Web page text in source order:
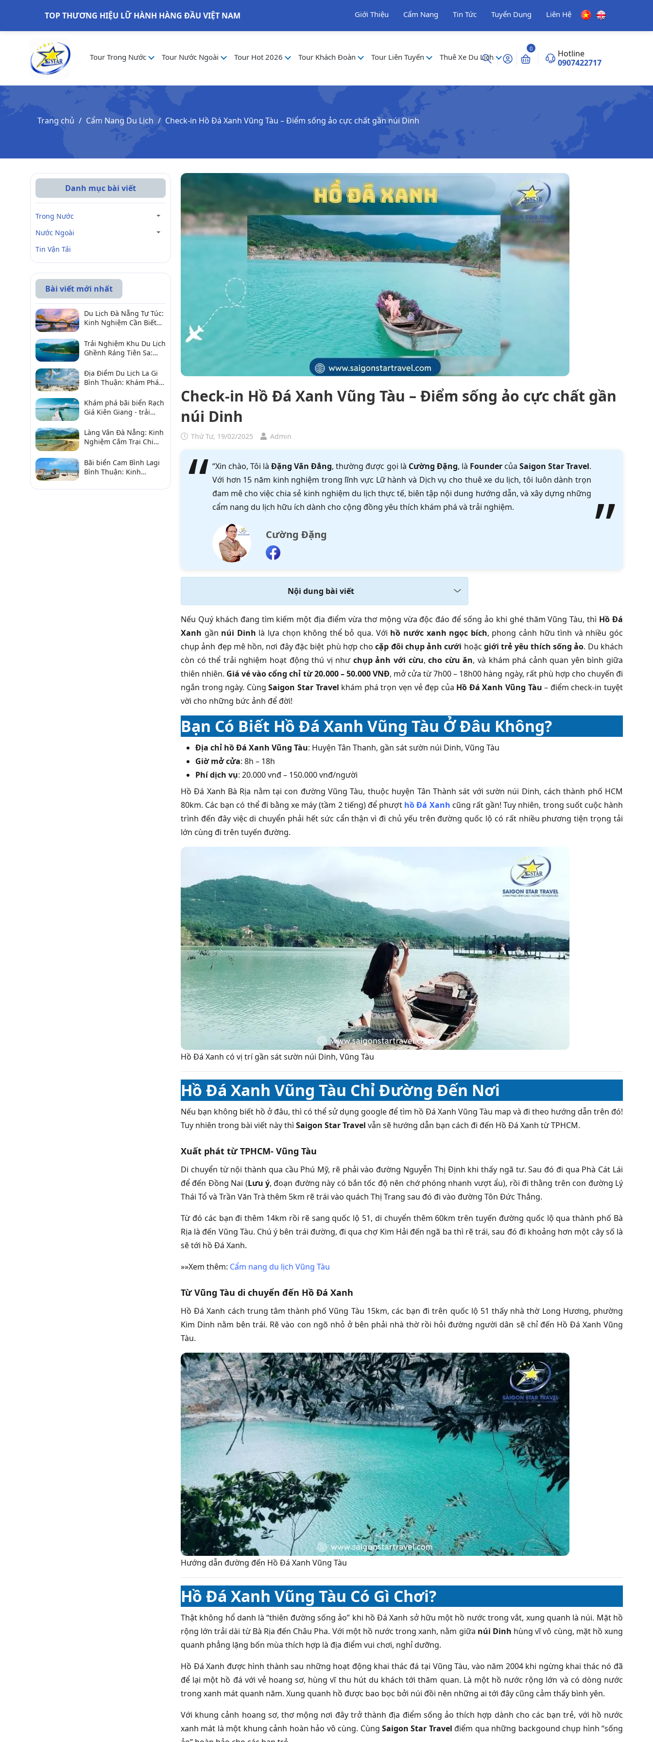
TOP THƯƠNG HIỆU LỮ HÀNH HÀNG ĐẦU VIỆT NAM Giới Thiệu Cẩm Nang Tin Tức Tuyển Dụng Liên Hệ
Tour Trong Nước Tour Nước Ngoài Tour Hot 2026 Tour Khách Đoàn Tour Liên Tuyến Thuê Xe Du Lịch
0
Hotline
0907422717
Trang chủ Cẩm Nang Du Lịch Check-in Hồ Đá Xanh Vũng Tàu – Điểm sống ảo cực chất gần núi Dinh
Check-in Hồ Đá Xanh Vũng Tàu – Điểm sống ảo cực chất gần
núi Dinh
Thứ Tư, 19/02/2025 Admin
“Xin chào, Tôi làĐặng Văn Đẳng, thường được gọi là Cường Đặng, là Foundercủa Saigon Star Travel.
Với hơn 15 năm kinh nghiệm trong lĩnh vực Lữ hành và Dịch vụ cho thuê xe du lịch, tôi luôn dành trọn
đam mê cho việc chia sẻ kinh nghiệm du lịch thực tế, biên tập nội dung hướng dẫn, và xây dựng những
cẩm nang du lịch hữu ích dành cho cộng đồng yêu thích khám phá và trải nghiệm.
Cường Đặng
Nội dung bài viết
Nếu Quý khách đang tìm kiếm một địa điểm vừa thơ mộng vừa độc đáo để sống ảo khi ghé thăm Vũng Tàu, thì Hồ Đá
Xanh gần núi Dinh là lựa chọn không thể bỏ qua. Với hồ nước xanh ngọc bích, phong cảnh hữu tình và nhiều góc
chụp ảnh đẹp mê hồn, nơi đây đặc biệt phù hợp chocặp đôi chụp ảnh cưới hoặcgiới trẻ yêu thích sống ảo. Du khách
còn có thể trải nghiệm hoạt động thú vị như chụp ảnh với cừu,cho cừu ăn, và khám phá cảnh quan yên bình giữa
thiên nhiên. Giá vé vào cổng chỉ từ 20.000 – 50.000 VNĐ, mở cửa từ 7h00 – 18h00 hàng ngày, rất phù hợp cho chuyến đi
ngắn trong ngày. CùngSaigon Star Travel khám phá trọn vẹn vẻ đẹp của Hồ Đá Xanh Vũng Tàu – điểm check-in tuyệt
vời cho những bức ảnh để đời!
Bạn Có Biết Hồ Đá Xanh Vũng Tàu Ở Đâu Không?
Địa chỉ hồ Đá Xanh Vũng Tàu: Huyện Tân Thanh, gần sát sườn núi Dinh, Vũng Tàu
Giờ mở cửa: 8h – 18h
Phí dịch vụ: 20.000 vnđ – 150.000 vnđ/người
Hồ Đá Xanh Bà Rịa nằm tại con đường Vũng Tàu, thuộc huyện Tân Thành sát với sườn núi Dinh, cách thành phố HCM
80km. Các bạn có thể đi bằng xe máy (tầm 2 tiếng) để phượt hồ Đá Xanh cũng rất gần! Tuy nhiên, trong suốt cuộc hành
trình đến đây việc di chuyển phải hết sức cẩn thận vì đi chủ yếu trên đường quốc lộ có rất nhiều phương tiện trọng tải
lớn cùng đi trên tuyến đường.
Hồ Đá Xanh có vị trí gần sát sườn núi Dinh, Vũng Tàu
Hồ Đá Xanh Vũng Tàu Chỉ Đường Đến Nơi
Nếu bạn không biết hồ ở đâu, thì có thể sử dụng google để tìm hồ Đá Xanh Vũng Tàu map và đi theo hướng dẫn trên đó!
Tuy nhiên trong bài viết này thì Saigon Star Travel vẫn sẽ hướng dẫn bạn cách đi đến Hồ Đá Xanh từ TPHCM.
Xuất phát từ TPHCM- Vũng Tàu
Di chuyển từ nội thành qua cầu Phú Mỹ, rẽ phải vào đường Nguyễn Thị Định khi thấy ngã tư. Sau đó đi qua Phà Cát Lái
để đến Đồng Nai (Lưu ý, đoạn đường này có bắn tốc độ nên chớ phóng nhanh vượt ẩu), rồi đi thằng trên con đường Lý
Thái Tổ và Trần Văn Trà thêm 5km rẽ trái vào quách Thị Trang sau đó đi vào đường Tôn Đức Thắng.
Từ đó các bạn đi thêm 14km rồi rẽ sang quốc lộ 51, di chuyển thêm 60km trên tuyến đường quốc lộ qua thành phố Bà
Rịa là đến Vũng Tàu. Chú ý bên trái đường, đi qua chợ Kim Hải đến ngã ba thì rẽ trái, sau đó đi khoảng hơn một cây số là
sẽ tới hồ Đá Xanh.
»»Xem thêm: Cẩm nang du lịch Vũng Tàu
Từ Vũng Tàu di chuyển đến Hồ Đá Xanh
Hồ Đá Xanh cách trung tâm thành phố Vũng Tàu 15km, các bạn đi trên quốc lộ 51 thấy nhà thờ Long Hương, phường
Kim Dinh nằm bên trái. Rẽ vào con ngõ nhỏ ở bên phải nhà thờ rồi hỏi đường người dân sẽ chỉ đến Hồ Đá Xanh Vũng
Tàu.
Hướng dẫn đường đến Hồ Đá Xanh Vũng Tàu
Hồ Đá Xanh Vũng Tàu Có Gì Chơi?
Thật không hổ danh là “thiên đường sống ảo” khi hồ Đá Xanh sở hữu một hồ nước trong vắt, xung quanh là núi. Mặt hồ
rộng lớn trải dài từ Bà Rịa đến Châu Pha. Với một hồ nước trong xanh, nằm giữa núi Dinh hùng vĩ vô cùng, mặt hồ xung
quanh phẳng lặng bốn mùa thích hợp là địa điểm vui chơi, nghỉ dưỡng.
Hồ Đá Xanh được hình thành sau những hoạt động khai thác đá tại Vũng Tàu, vào năm 2004 khi ngừng khai thác nó đã
để lại một hồ đá với vẻ hoang sơ, hùng vĩ thu hút du khách tới thăm quan. Là một hồ nước rộng lớn và có dòng nước
trong xanh mát quanh năm. Xung quanh hồ được bao bọc bởi núi đồi nên những ai tới đây cũng cảm thấy bình yên.
Với khung cảnh hoang sơ, thơ mộng nơi đây trở thành địa điểm sống ảo thích hợp dành cho các bạn trẻ, với hồ nước
xanh mát là một khung cảnh hoàn hảo vô cùng. Cùng Saigon Star Travelđiểm qua những backgound chụp hình “sống
Danh mục bài viết
Trong Nước
Nước Ngoài
Tin Vận Tải
Bài viết mới nhất
Du Lịch Đà Nẵng Tự Túc:
Kinh Nghiệm Cần Biết
Vời
Trải Nghiệm Khu Du Lịch
Ghềnh Ráng Tiên Sa:
Qua
Địa Điểm Du Lịch La Gi
Bình Thuận: Khám Phá 6
2026
Khám phá bãi biển Rạch
Giá Kiên Giang - trải
Làng Vân Đà Nẵng: Kinh
Nghiệm Cắm Trại Chi
Bãi biển Cam Bình Lagi
Bình Thuận: Kinh
sản, điểm gần